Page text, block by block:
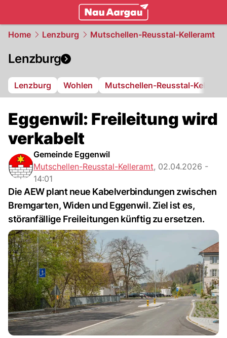
Home Lenzburg Mutschellen-Reusstal-Kelleramt
Lenzburg
Lenzburg Wohlen Mutschellen-Reusstal-
Eggenwil: Freileitung wird
verkabelt
Gemeinde Eggenwil
Mutschellen-Reusstal-Kelleramt, 02.04.2026 -
14:01
Die AEW plant neue Kabelverbindungen zwischen
Bremgarten, Widen und Eggenwil. Ziel ist es,
störanfällige Freileitungen künftig zu ersetzen.